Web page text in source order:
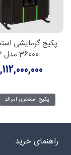
پکیج گرمایشی
36000 مدل P36
1,112,000,000
پکیج استخری امرالد
راهنمای خرید